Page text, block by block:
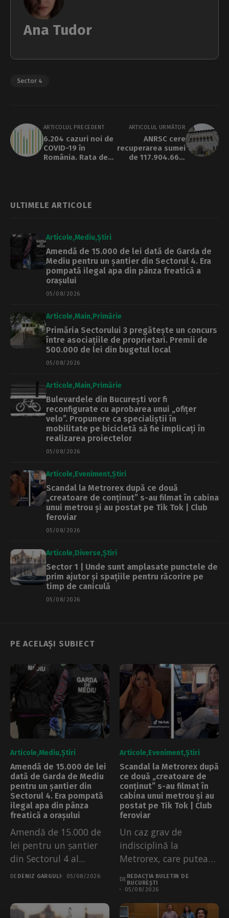
Ana Tudor
Sector 4
ARTICOLUL PRECEDENT
6.204 cazuri noi de
COVID-19 în
România. Rata de
ARTICOLUL URMĂTOR
ANRSC cere
recuperarea sumei
de 117.904.660,
ULTIMELE ARTICOLE
Articole Mediu Știri
Amendă de 15.000 de lei dată de Garda de
Mediu pentru un șantier din Sectorul 4. Era
pompată ilegal apa din pânza freatică a
orașului
05/08/2026
Articole Main Primărie
Primăria Sectorului 3 pregătește un concurs
între asociațiile de proprietari. Premii de
500.000 de lei din bugetul local
05/08/2026
Articole Main Primărie
Bulevardele din București vor fi
reconfigurate cu aprobarea unui „ofițer
velo”. Propunere ca specialiștii în
mobilitate pe bicicletă să fie implicați în
realizarea proiectelor
05/08/2026
Articole Eveniment Știri
Scandal la Metrorex după ce două
„creatoare de conținut” s-au filmat în cabina
unui metrou și au postat pe Tik Tok | Club
feroviar
05/08/2026
Articole Diverse Știri
Sector 1 | Unde sunt amplasate punctele de
prim ajutor și spațiile pentru răcorire pe
timp de caniculă
05/08/2026
PE ACELAȘI SUBIECT
Articole Mediu Știri
Amendă de 15.000 de lei
dată de Garda de Mediu
pentru un șantier din
Sectorul 4. Era pompată
ilegal apa din pânza
freatică a orașului
Amendă de 15.000 de
lei pentru un șantier
din Sectorul 4 al...
DE DENIZ GARGULI 05/08/2026
Articole Eveniment Știri
Scandal la Metrorex după
ce două „creatoare de
conținut” s-au filmat în
cabina unui metrou și au
postat pe Tik Tok | Club
feroviar
Un caz grav de
indisciplină la
Metrorex, care putea
avea urmări grave...
DE REDACȚIA BULETIN DE
BUCUREȘTI
05/08/2026